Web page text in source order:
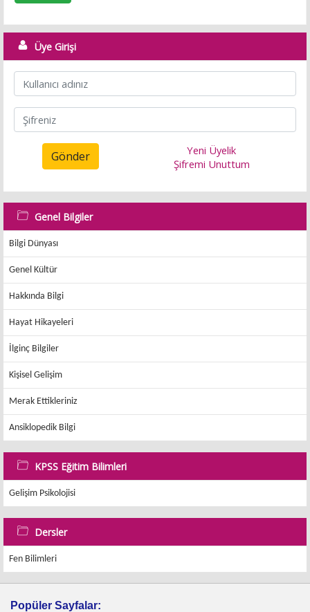
Üye Girişi
Gönder
Yeni Üyelik
Şifremi Unuttum
Genel Bilgiler
Bilgi Dünyası
Genel Kültür
Hakkında Bilgi
Hayat Hikayeleri
İlginç Bilgiler
Kişisel Gelişim
Merak Ettikleriniz
Ansiklopedik Bilgi
KPSS Eğitim Bilimleri
Gelişim Psikolojisi
Dersler
Fen Bilimleri
Popüler Sayfalar: